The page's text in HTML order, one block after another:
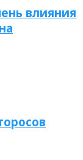
влияния